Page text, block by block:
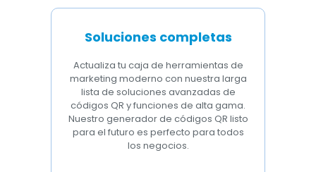
Soluciones completas
Actualiza tu caja de herramientas de
marketing moderno con nuestra larga
lista de soluciones avanzadas de
códigos QR y funciones de alta gama.
Nuestro generador de códigos QR listo
para el futuro es perfecto para todos
los negocios.